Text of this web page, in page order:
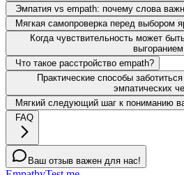
Эмпатия vs empath: почему слова
Мягкая самопроверка перед выбором
Когда чувствительность может
выгоранием
Что такое расстройство empath?
Практические способы
эмпатических
Мягкий следующий шаг к пониманию
FAQ
Ваш отзыв важен для нас!